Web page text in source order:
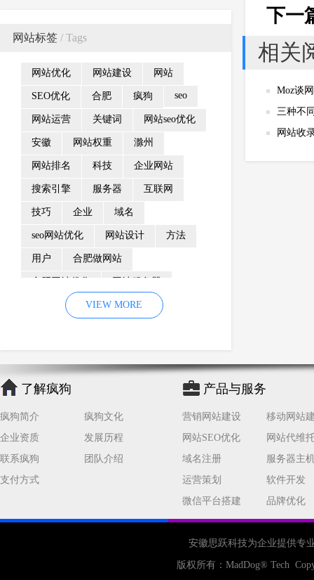
网站标签 / Tags
网站优化 网站建设 网站
SEO优化 合肥 疯狗 seo
网站运营 关键词 网站seo优化
安徽 网站权重 滁州
网站排名 科技 企业网站
搜索引擎 服务器 互联网
技巧 企业 域名
seo网站优化 网站设计 方法
用户 合肥做网站
优化 网站降权
企业网站建设 效果 页面
网络营销 因素 网络公司
网站流量
百度优化 网站收录
网站seo 专业
VIEW MORE
下一
相关
Moz谈
三种不
网站收
了解疯狗
疯狗简介
疯狗文化
企业资质
发展历程
联系疯狗
团队介绍
支付方式
产品与服务
营销网站建设
移动网站
网站SEO优化
网站代维
域名注册
服务器主
运营策划
软件开发
微信平台搭建
品牌优化
安徽思跃科技为企业提供专
版权所有： MadDog® Tech